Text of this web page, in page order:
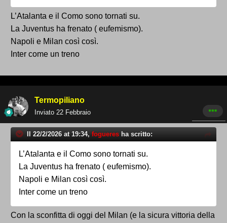
L’Atalanta e il Como sono tornati su.
La Juventus ha frenato ( eufemismo).
Napoli e Milan così così.
Inter come un treno
Termopiliano
Inviato 22 Febbraio
Il 22/2/2026 at 19:34, fogueres ha scritto:
L’Atalanta e il Como sono tornati su.
La Juventus ha frenato ( eufemismo).
Napoli e Milan così così.
Inter come un treno
Con la sconfitta di oggi del Milan (e la sicura vittoria della